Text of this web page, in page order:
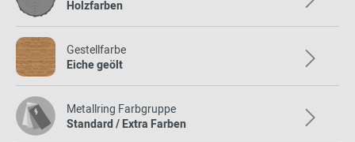
Holzfarben
Gestellfarbe
Eiche geölt
Metallring Farbgruppe
Standard / Extra Farben